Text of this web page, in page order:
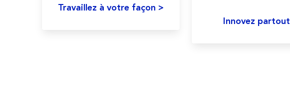
Travaillez à votre façon >
Innovez partout